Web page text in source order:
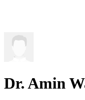
Dr. Amin